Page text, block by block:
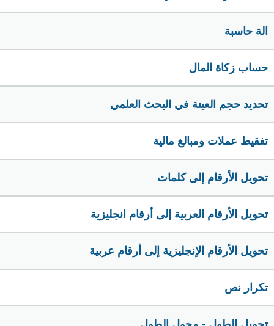
الة حاسبة
حساب زكاة المال
تحديد حجم العينة في البحث العلمي
تفقيط عملات ومبالغ مالية
تحويل الأرقام إلى كلمات
تحويل الأرقام العربية إلى أرقام انجليزية
تحويل الأرقام الإنجليزية إلى أرقام عربية
تكرار نص